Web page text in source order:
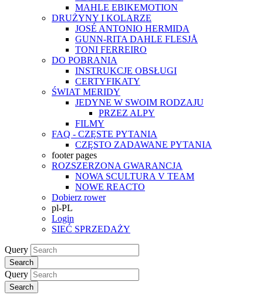
MAHLE EBIKEMOTION
DRUŻYNY I KOLARZE
JOSÉ ANTONIO HERMIDA
GUNN-RITA DAHLE FLESJÅ
TONI FERREIRO
DO POBRANIA
INSTRUKCJE OBSŁUGI
CERTYFIKATY
ŚWIAT MERIDY
JEDYNE W SWOIM RODZAJU
PRZEZ ALPY
FILMY
FAQ - CZĘSTE PYTANIA
CZĘSTO ZADAWANE PYTANIA
footer pages
ROZSZERZONA GWARANCJA
NOWA SCULTURA V TEAM
NOWE REACTO
Dobierz rower
pl-PL
Login
SIEĆ SPRZEDAŻY
Query
Search
Query
Search